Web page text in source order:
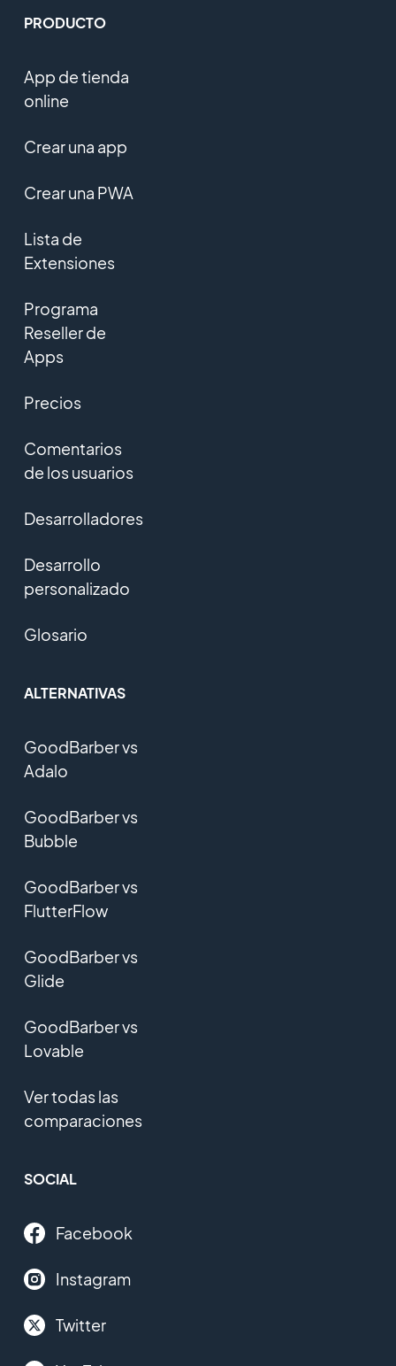
PRODUCTO
App de tienda
online
Crear una app
Crear una PWA
Lista de
Extensiones
Programa
Reseller de
Apps
Precios
Comentarios
de los usuarios
Desarrolladores
Desarrollo
personalizado
Glosario
ALTERNATIVAS
GoodBarber vs
Adalo
GoodBarber vs
Bubble
GoodBarber vs
FlutterFlow
GoodBarber vs
Glide
GoodBarber vs
Lovable
Ver todas las
comparaciones
SOCIAL
Facebook
Instagram
Twitter